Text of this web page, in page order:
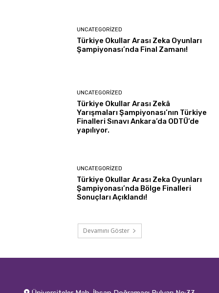
UNCATEGORIZED
Türkiye Okullar Arası Zeka Oyunları
Şampiyonası’nda Final Zamanı!
UNCATEGORIZED
Türkiye Okullar Arası Zekâ
Yarışmaları Şampiyonası’nın Türkiye
Finalleri Sınavı Ankara’da ODTÜ’de
yapılıyor.
UNCATEGORIZED
Türkiye Okullar Arası Zeka Oyunları
Şampiyonası’nda Bölge Finalleri
Sonuçları Açıklandı!
Devamını Göster